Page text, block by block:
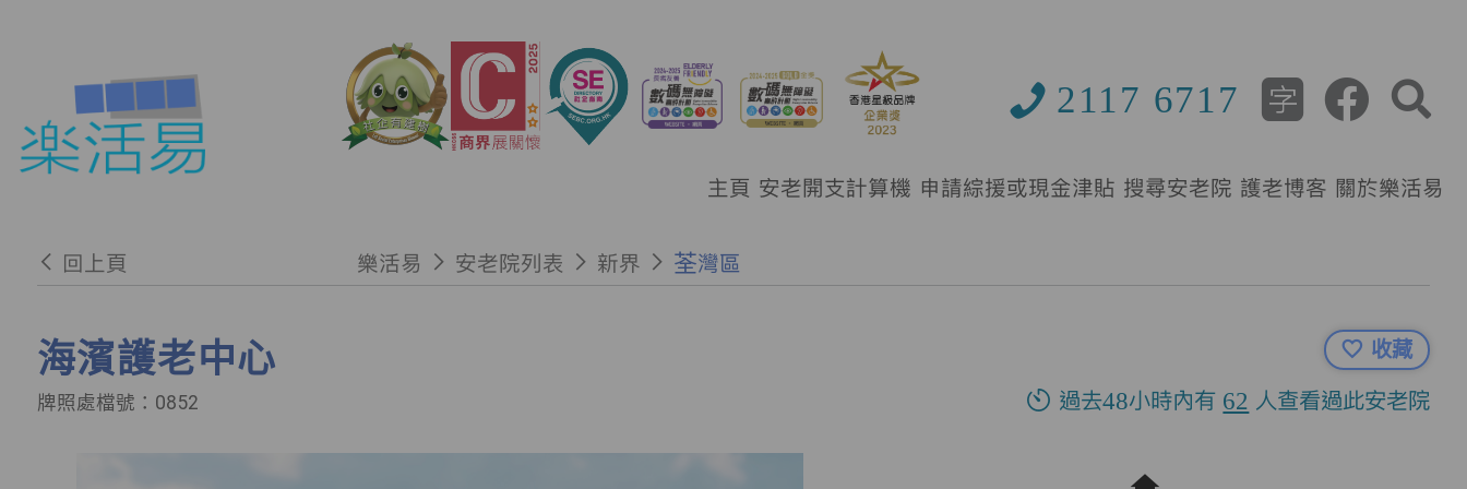
2117 6717
主頁 安老開支計算機 申請綜援或現金津貼 搜尋安老院 護老博客 關於樂活易
回上頁 樂活易 安老院列表 新界 荃灣區
海濱護老中心
牌照處檔號：0852
收藏
過去48小時內有 62 人查看過此安老院